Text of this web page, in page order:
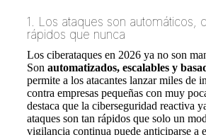
1. Los ataques son automáticos,
rápidos que nunca
Los ciberataques en 2026 ya no son
Son automatizados, escalables y
permite a los atacantes lanzar miles de
contra empresas pequeñas con muy
destaca que la ciberseguridad reactiva
ataques son tan rápidos que solo un
vigilancia continua puede anticiparse a